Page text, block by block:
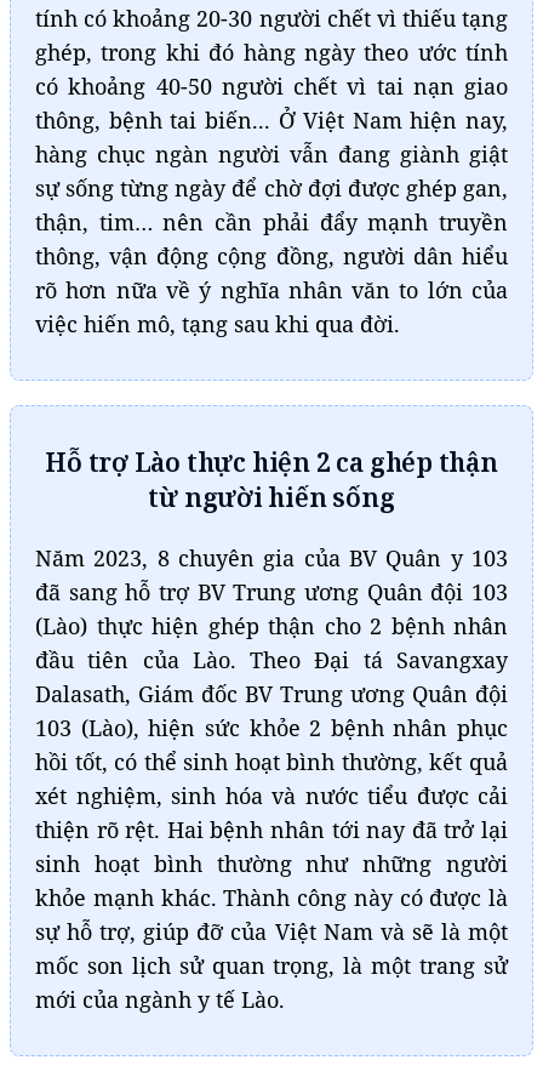
tính có khoảng 20-30 người chết vì thiếu tạng
ghép, trong khi đó hàng ngày theo ước tính
có khoảng 40-50 người chết vì tai nạn giao
thông, bệnh tai biến... Ở Việt Nam hiện nay,
hàng chục ngàn người vẫn đang giành giật
sự sống từng ngày để chờ đợi được ghép gan,
thận, tim… nên cần phải đẩy mạnh truyền
thông, vận động cộng đồng, người dân hiểu
rõ hơn nữa về ý nghĩa nhân văn to lớn của
việc hiến mô, tạng sau khi qua đời.
Hỗ trợ Lào thực hiện 2 ca ghép thận
từ người hiến sống
Năm 2023, 8 chuyên gia của BV Quân y 103
đã sang hỗ trợ BV Trung ương Quân đội 103
(Lào) thực hiện ghép thận cho 2 bệnh nhân
đầu tiên của Lào. Theo Đại tá Savangxay
Dalasath, Giám đốc BV Trung ương Quân đội
103 (Lào), hiện sức khỏe 2 bệnh nhân phục
hồi tốt, có thể sinh hoạt bình thường, kết quả
xét nghiệm, sinh hóa và nước tiểu được cải
thiện rõ rệt. Hai bệnh nhân tới nay đã trở lại
sinh hoạt bình thường như những người
khỏe mạnh khác. Thành công này có được là
sự hỗ trợ, giúp đỡ của Việt Nam và sẽ là một
mốc son lịch sử quan trọng, là một trang sử
mới của ngành y tế Lào.